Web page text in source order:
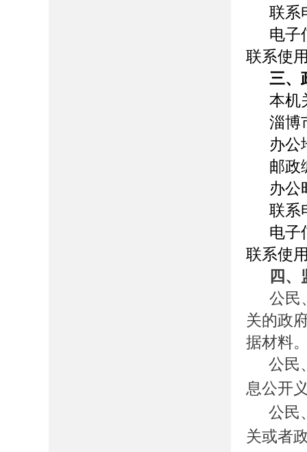
联系
电子
联系使
三、
本机
淄博
办公
邮政
办公
联系
电子
联系使
四
公民
关的政
据材料
公民
息公开
公民
关或者